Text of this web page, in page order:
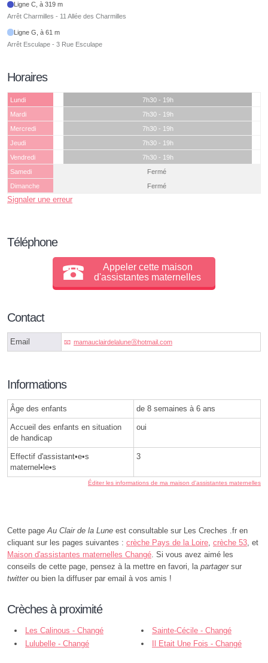
Ligne C, à 319 m
Arrêt Charmilles - 11 Allée des Charmilles
Ligne G, à 61 m
Arrêt Esculape - 3 Rue Esculape
Horaires
Lundi
7h30 - 19h
Mardi
7h30 - 19h
Mercredi
7h30 - 19h
Jeudi
7h30 - 19h
Vendredi
7h30 - 19h
Samedi
Fermé
Dimanche
Fermé
Signaler une erreur
Téléphone
Appeler cette maison
d'assistantes maternelles
Contact
Email mamauclairdelaluneⓐhotmail.com
Informations
Âge des enfants de 8 semaines à 6 ans
Accueil des enfants en situation
de handicap
oui
Effectif d'assistant•e•s
maternel•le•s
3
Éditer les informations de ma maison d'assistantes maternelles
Cette page Au Clair de la Lune est consultable sur Les Creches .fr en
cliquant sur les pages suivantes : crèche Pays de la Loire crèche 53 , et
Maison d'assistantes maternelles Changé . Si vous avez aimé les
conseils de cette page, pensez à la mettre en favori, la partagersur
twitterou bien la diffuser par email à vos amis !
Crèches à proximité
Les Calinous - Changé
Sainte-Cécile - Changé
Lulubelle - Changé
Il Etait Une Fois - Changé